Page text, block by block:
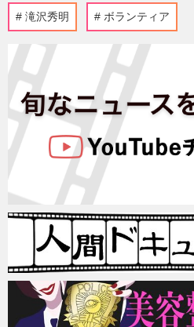
滝沢秀明 ボランティア